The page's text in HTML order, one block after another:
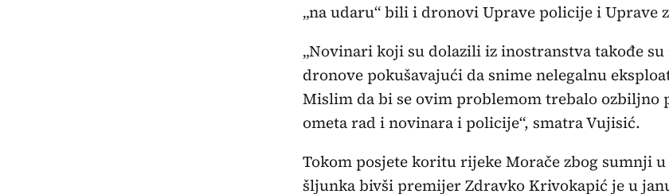
„na udaru“ bili i dronovi Uprave policije i Uprave
„Novinari koji su dolazili iz inostranstva takođe
dronove pokušavajući da snime nelegalnu
Mislim da bi se ovim problemom trebalo ozbiljno
ometa rad i novinara i policije“, smatra Vujisić.
Tokom posjete koritu rijeke Morače zbog sumnji
šljunka bivši premijer Zdravko Krivokapić je u